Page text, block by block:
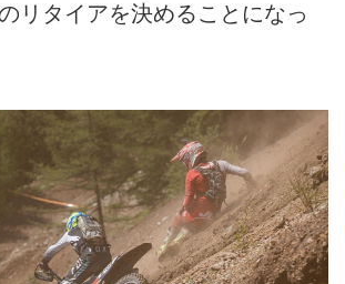
リタイアを決めることになっ